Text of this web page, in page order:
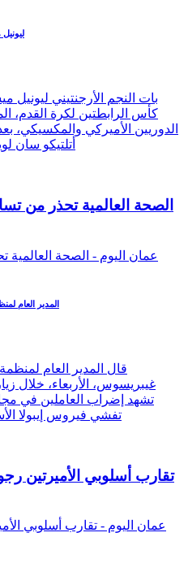
بات النجم الأرجنتيني
كأس الرابطتين لكرة القدم،
الدوريين الأميركي والمكسيكي،
أتلتيكو سان لويس 4-2 على
الصحة العالمية تحذر من
المدير العام
قال المدير العام
غيبريسوس، الأربعاء، خلال
تشهد إضراب العاملين في
تفشي فيروس إيبولا
تقارب أسلوبي الأميرتين